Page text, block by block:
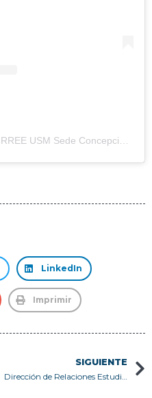
Una publicación compartida de RREE USM Sede Concepción (@rreeusm_concepcion)
LinkedIn
Imprimir
SIGUIENTE
Dirección de Relaciones Estudiantiles y PIE>A publican resultados de los Fondos Concursables 2026-1